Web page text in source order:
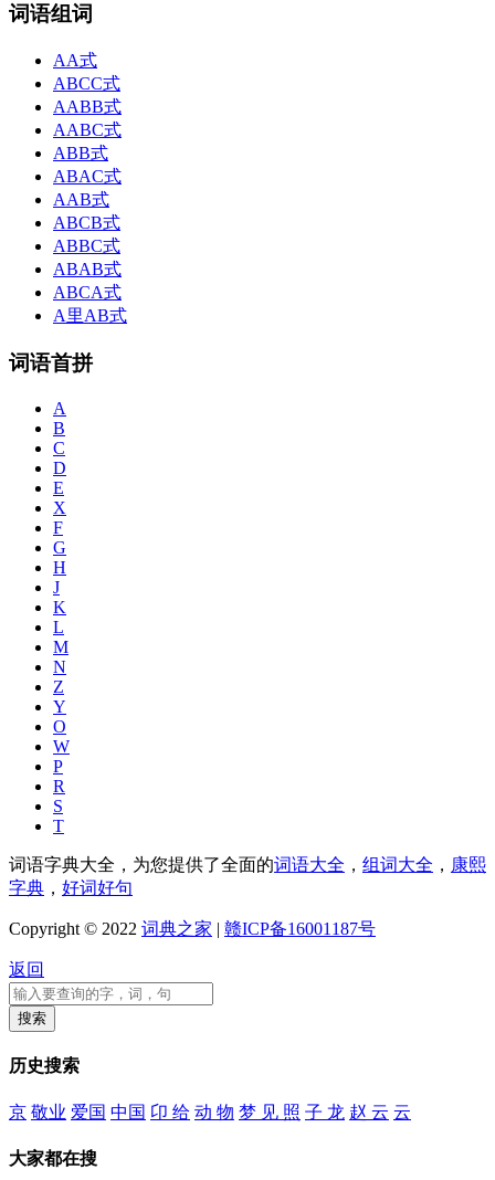
词语组词
AA式
ABCC式
AABB式
AABC式
ABB式
ABAC式
AAB式
ABCB式
ABBC式
ABAB式
ABCA式
A里AB式
词语首拼
A
B
C
D
E
X
F
G
H
J
K
L
M
N
Z
Y
O
W
P
R
S
T
词语字典大全，为您提供了全面的词语大全 ， 组词大全 ， 康熙
字典 ， 好词好句
Copyright © 2022 词典之家 | 赣ICP备16001187号
返回
历史搜索
京 敬业 爱国 中国 卬 给 动 物 梦 见 照 子 龙 赵 云 云
大家都在搜